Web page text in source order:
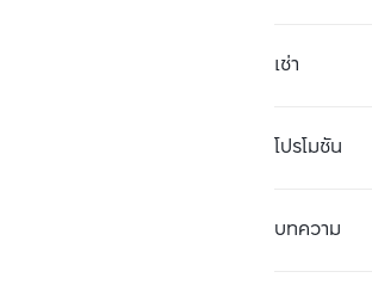
เช่า
โปรโมชัน
บทความ